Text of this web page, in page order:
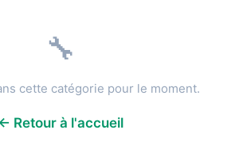
🔧
cette catégorie pour le moment.
Retour à l'accueil